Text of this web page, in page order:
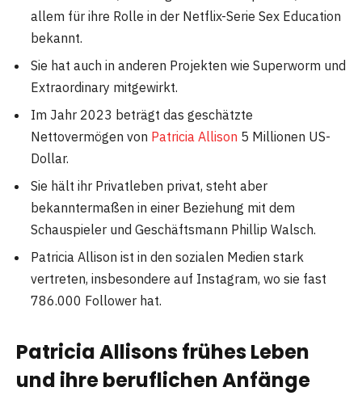
allem für ihre Rolle in der Netflix-Serie Sex Education
bekannt.
Sie hat auch in anderen Projekten wie Superworm und
Extraordinary mitgewirkt.
Im Jahr 2023 beträgt das geschätzte
Nettovermögen von Patricia Allison 5 Millionen US-
Dollar.
Sie hält ihr Privatleben privat, steht aber
bekanntermaßen in einer Beziehung mit dem
Schauspieler und Geschäftsmann Phillip Walsch.
Patricia Allison ist in den sozialen Medien stark
vertreten, insbesondere auf Instagram, wo sie fast
786.000 Follower hat.
Patricia Allisons frühes Leben
und ihre beruflichen Anfänge